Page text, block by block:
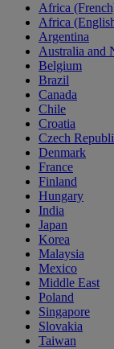
Africa
Africa
Argentina
Australia and
Belgium
Brazil
Canada
Chile
Croatia
Czech
Denmark
France
Finland
Hungary
India
Japan
Korea
Malaysia
Mexico
Middle East
Poland
Singapore
Slovakia
Taiwan